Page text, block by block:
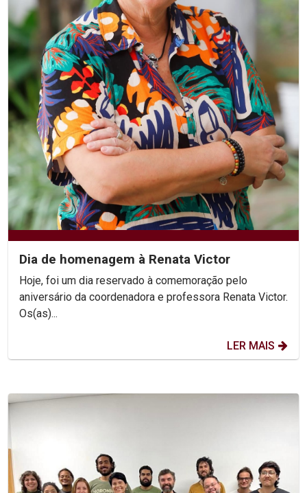
Dia de homenagem à Renata Victor
Hoje, foi um dia reservado à comemoração pelo
aniversário da coordenadora e professora Renata Victor.
Os(as)...
LER MAIS